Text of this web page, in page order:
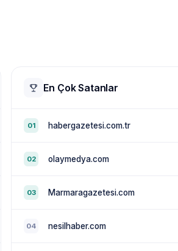
En Çok Satanlar
01 habergazetesi.com.tr
02 olaymedya.com
03 Marmaragazetesi.com
04 nesilhaber.com